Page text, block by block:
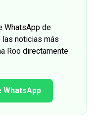
WhatsApp de
las noticias más
Roo directamente
WhatsApp